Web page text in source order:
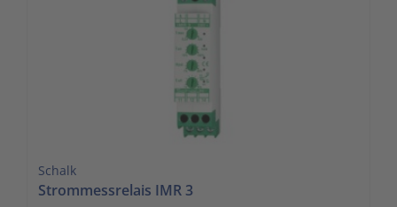
Schalk
Strommessrelais IMR 3